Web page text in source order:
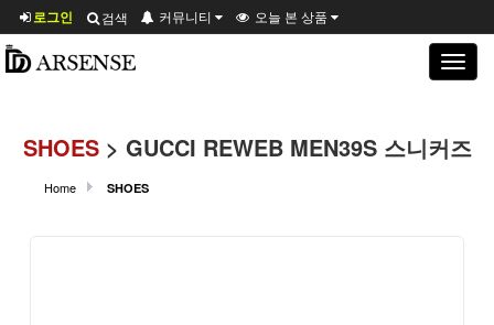
로그인 검색 커뮤니티 오늘 본 상품
Toggle
SHOES> GUCCI REWEB MEN39S 스니커즈
Home SHOES